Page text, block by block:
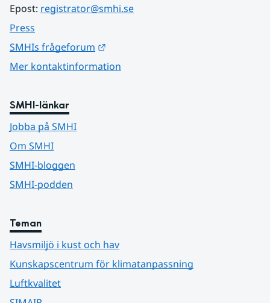
Epost: registrator@smhi.se
Press
SMHIs frågeforum
Mer kontaktinformation
SMHI-länkar
Jobba på SMHI
Om SMHI
SMHI-bloggen
SMHI-podden
Teman
Havsmiljö i kust och hav
Kunskapscentrum för klimatanpassning
Luftkvalitet